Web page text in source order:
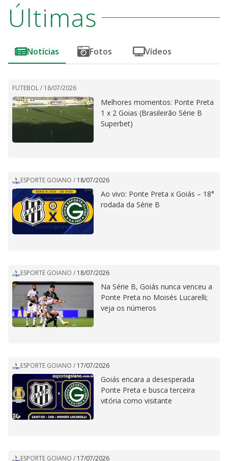
Últimas
Notícias Fotos Vídeos
FUTEBOL / 18/07/2026
Melhores momentos: Ponte Preta
1 x 2 Goias (Brasileirão Série B
Superbet)
ESPORTE GOIANO / 18/07/2026
Ao vivo: Ponte Preta x Goiás – 18°
rodada da Série B
ESPORTE GOIANO / 18/07/2026
Na Série B, Goiás nunca venceu a
Ponte Preta no Moisés Lucarelli;
veja os números
ESPORTE GOIANO / 17/07/2026
Goiás encara a desesperada
Ponte Preta e busca terceira
vitória como visitante
ESPORTE GOIANO / 17/07/2026